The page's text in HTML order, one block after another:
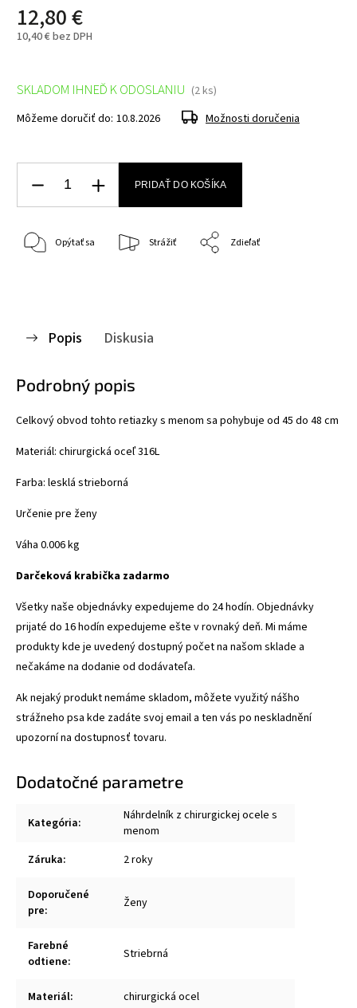
12,80 €
10,40 € bez DPH
SKLADOM IHNEĎ K ODOSLANIU (2 ks)
Môžeme doručiť do: 10.8.2026 Možnosti doručenia
PRIDAŤ DO KOŠÍKA
Opýtať sa Strážiť Zdieľať
Popis Diskusia
Podrobný popis
Celkový obvod tohto retiazky s menom sa pohybuje od 45 do 48 cm
Materiál: chirurgická oceľ 316L
Farba: lesklá strieborná
Určenie pre ženy
Váha 0.006 kg
Darčeková krabička zadarmo
Všetky naše objednávky expedujeme do 24 hodín. Objednávky
prijaté do 16 hodín expedujeme ešte v rovnaký deň. Mi máme
produkty kde je uvedený dostupný počet na našom sklade a
nečakáme na dodanie od dodávateľa.
Ak nejaký produkt nemáme skladom, môžete využitý nášho
strážneho psa kde zadáte svoj email a ten vás po neskladnění
upozorní na dostupnosť tovaru.
Dodatočné parametre
Kategória:
Náhrdelník z chirurgickej ocele s
menom
Záruka: 2 roky
Doporučené
pre: Ženy
Farebné
odtiene: Striebrná
Materiál: chirurgická ocel